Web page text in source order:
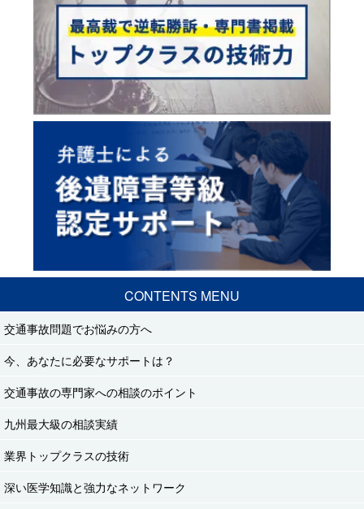
CONTENTS MENU
交通事故問題でお悩みの方へ
今、あなたに必要なサポートは？
交通事故の専門家への相談のポイント
九州最大級の相談実績
業界トップクラスの技術
深い医学知識と強力なネットワーク